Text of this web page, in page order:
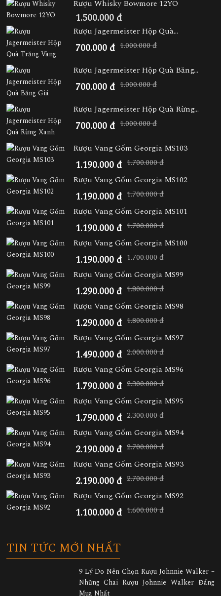
Rượu Whisky Bowmore 12YO
1.500.000 đ
Rượu Jagermeister Hộp Quà...
700.000 đ 1.000.000 đ
Rượu Jagermeister Hộp Quà Băng...
700.000 đ 1.000.000 đ
Rượu Jagermeister Hộp Quà Rừng...
700.000 đ 1.000.000 đ
Rượu Vang Gốm Georgia MS103
1.190.000 đ 1.700.000 đ
Rượu Vang Gốm Georgia MS102
1.190.000 đ 1.700.000 đ
Rượu Vang Gốm Georgia MS101
1.190.000 đ 1.700.000 đ
Rượu Vang Gốm Georgia MS100
1.190.000 đ 1.700.000 đ
Rượu Vang Gốm Georgia MS99
1.290.000 đ 1.800.000 đ
Rượu Vang Gốm Georgia MS98
1.290.000 đ 1.800.000 đ
Rượu Vang Gốm Georgia MS97
1.490.000 đ 2.000.000 đ
Rượu Vang Gốm Georgia MS96
1.790.000 đ 2.300.000 đ
Rượu Vang Gốm Georgia MS95
1.790.000 đ 2.300.000 đ
Rượu Vang Gốm Georgia MS94
2.190.000 đ 2.700.000 đ
Rượu Vang Gốm Georgia MS93
2.190.000 đ 2.700.000 đ
Rượu Vang Gốm Georgia MS92
1.100.000 đ 1.600.000 đ
TIN TỨC MỚI NHẤT
9 Lý Do Nên Chọn Rượu Johnnie Walker –
Những Chai Rượu Johnnie Walker Đáng
Mua Nhất